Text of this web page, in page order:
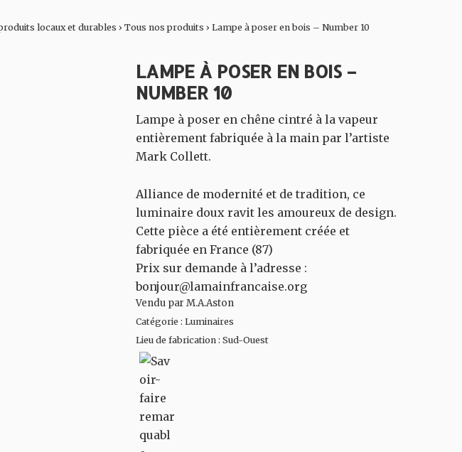
locaux et durables ›Tous nos produits ›Lampe à poser en bois – Number 10
LAMPE À POSER EN BOIS –
NUMBER 10
Lampe à poser en chêne cintré à la vapeur
entièrement fabriquée à la main par l’artiste
Mark Collett.
Alliance de modernité et de tradition, ce
luminaire doux ravit les amoureux de design.
Cette pièce a été entièrement créée et
fabriquée en France (87)
Prix sur demande à l’adresse :
bonjour@lamainfrancaise.org
Vendu par M.A.Aston
Catégorie :Luminaires
Lieu de fabrication :Sud-Ouest